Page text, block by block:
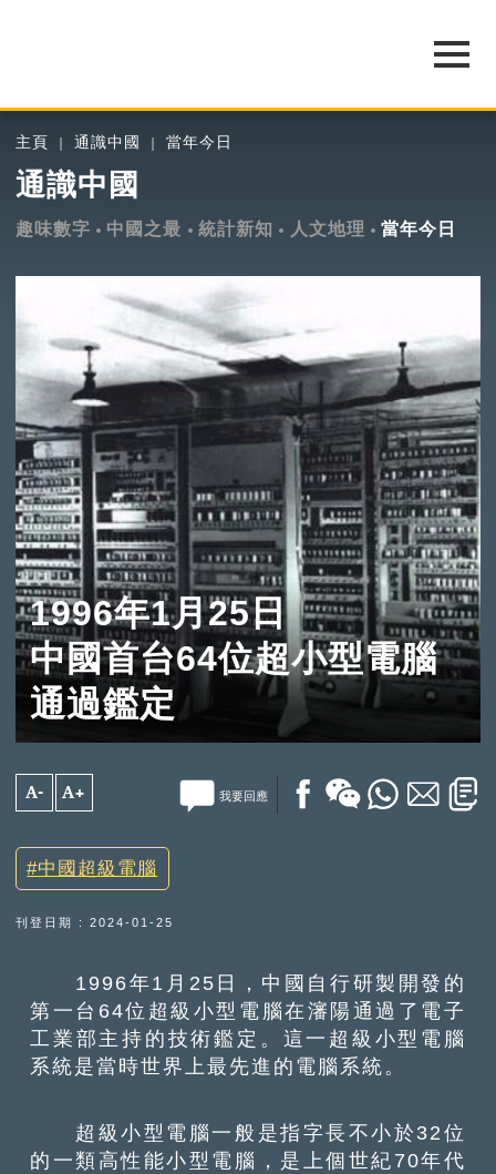
主頁 通識中國 當年今日
通識中國
趣味數字 中國之最 統計新知 人文地理 當年今日
1996年1月25日
中國首台64位超小型電腦
通過鑑定
A- A+ 我要回應
中國超級電腦
刊登日期 : 2024-01-25
1996年1月25日，中國自行研製開發的
第一台64位超級小型電腦在瀋陽通過了電子
工業部主持的技術鑑定。這一超級小型電腦
系統是當時世界上最先進的電腦系統。
超級小型電腦一般是指字長不小於32位
的一類高性能小型電腦，是上個世紀70年代